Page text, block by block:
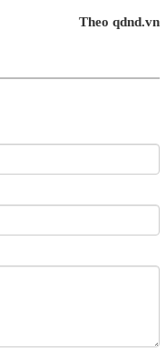
Theo qdnd.vn